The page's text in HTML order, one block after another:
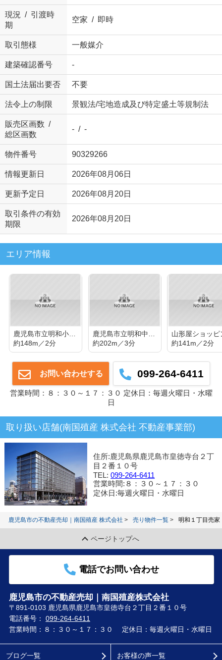
現況 / 引渡時
期
空家 / 即時
取引態様 一般媒介
建築確認番号 -
国土法届出要否 不要
法令上の制限 景観法/宅地造成及び特定盛土等規制法
販売区画数 /
総区画数
- / -
物件番号 90329266
情報更新日 2026年08月06日
更新予定日 2026年08月20日
取引条件の有効
期限
2026年08月20日
エリア情報
鹿児島市立明和小学校
約148m／2分
鹿児島市立明和中学校
約202m／3分
約141m／2分
お問い合わせする 099-264-6411
営業時間：８：３０～１７：３０ 定休日：毎週火曜日・水曜
日
取り扱い店舗(南国殖産 株式会社 不動産事業部)
住所:鹿児島県鹿児島市皇徳寺台２丁
目２番１０号
TEL:099-264-6411
営業時間:８：３０～１７：３０
定休日:毎週火曜日・水曜日
鹿児島市の不動産売却｜南国殖産 株式会社 売り物件一覧 明和１丁目売家
ページトップへ
電話でお問い合わせ
鹿児島市の不動産売却｜南国殖産株式会社
〒891-0103 鹿児島県鹿児島市皇徳寺台２丁目２番１０号
電話番号： 099-264-6411
営業時間：８：３０～１７：３０
定休日：毎週火曜日・水曜日
ブログ一覧 お客様の声一覧